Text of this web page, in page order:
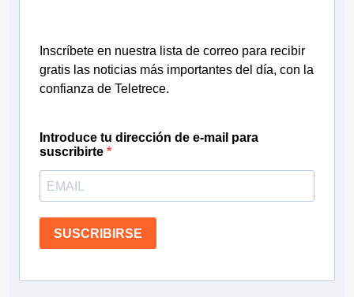
Inscríbete en nuestra lista de correo para recibir
gratis las noticias más importantes del día, con la
confianza de Teletrece.
Introduce tu dirección de e-mail para
suscribirte
SUSCRIBIRSE